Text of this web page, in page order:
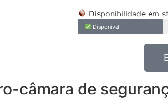
Disponibilidade em
Disponível
câmara de